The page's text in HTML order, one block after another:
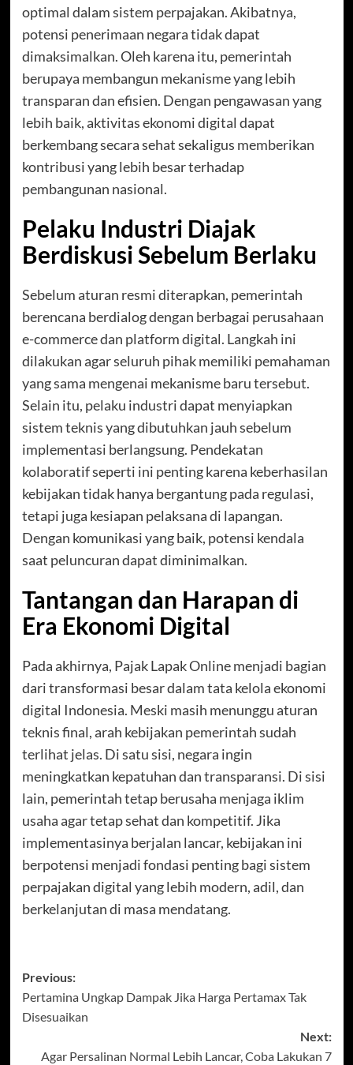
optimal dalam sistem perpajakan. Akibatnya,
potensi penerimaan negara tidak dapat
dimaksimalkan. Oleh karena itu, pemerintah
berupaya membangun mekanisme yang lebih
transparan dan efisien. Dengan pengawasan yang
lebih baik, aktivitas ekonomi digital dapat
berkembang secara sehat sekaligus memberikan
kontribusi yang lebih besar terhadap
pembangunan nasional.
Pelaku Industri Diajak
Berdiskusi Sebelum Berlaku
Sebelum aturan resmi diterapkan, pemerintah
berencana berdialog dengan berbagai perusahaan
e-commerce dan platform digital. Langkah ini
dilakukan agar seluruh pihak memiliki pemahaman
yang sama mengenai mekanisme baru tersebut.
Selain itu, pelaku industri dapat menyiapkan
sistem teknis yang dibutuhkan jauh sebelum
implementasi berlangsung. Pendekatan
kolaboratif seperti ini penting karena keberhasilan
kebijakan tidak hanya bergantung pada regulasi,
tetapi juga kesiapan pelaksana di lapangan.
Dengan komunikasi yang baik, potensi kendala
saat peluncuran dapat diminimalkan.
Tantangan dan Harapan di
Era Ekonomi Digital
Pada akhirnya, Pajak Lapak Online menjadi bagian
dari transformasi besar dalam tata kelola ekonomi
digital Indonesia. Meski masih menunggu aturan
teknis final, arah kebijakan pemerintah sudah
terlihat jelas. Di satu sisi, negara ingin
meningkatkan kepatuhan dan transparansi. Di sisi
lain, pemerintah tetap berusaha menjaga iklim
usaha agar tetap sehat dan kompetitif. Jika
implementasinya berjalan lancar, kebijakan ini
berpotensi menjadi fondasi penting bagi sistem
perpajakan digital yang lebih modern, adil, dan
berkelanjutan di masa mendatang.
Post
navigation
Previous:
Pertamina Ungkap Dampak Jika Harga Pertamax Tak
Disesuaikan
Next:
Agar Persalinan Normal Lebih Lancar, Coba Lakukan 7